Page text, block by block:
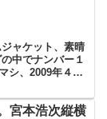
ャケット、素晴
中でナンバー１
シ、2009年４月
宮本浩次縦横